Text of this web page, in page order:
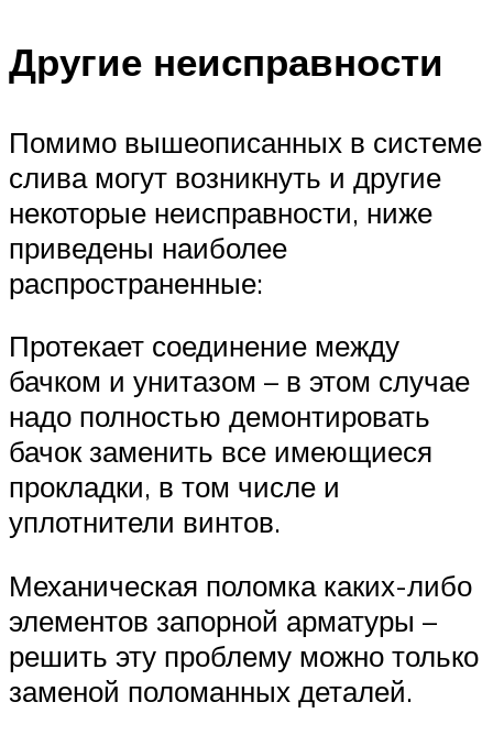
Другие неисправности
Помимо вышеописанных в системе
слива могут возникнуть и другие
некоторые неисправности, ниже
приведены наиболее
распространенные:
Протекает соединение между
бачком и унитазом – в этом случае
надо полностью демонтировать
бачок заменить все имеющиеся
прокладки, в том числе и
уплотнители винтов.
Механическая поломка каких-либо
элементов запорной арматуры –
решить эту проблему можно только
заменой поломанных деталей.